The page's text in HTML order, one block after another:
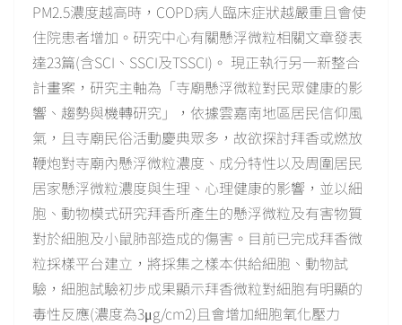
PM2.5濃度越高時，COPD病人臨床症狀越嚴重且會使
住院患者增加。研究中心有關懸浮微粒相關文章發表
達23篇(含SCI、SSCI及TSSCI)。 現正執行另一新整合
計畫案，研究主軸為「寺廟懸浮微粒對民眾健康的影
響、趨勢與機轉研究」，依據雲嘉南地區居民信仰風
氣，且寺廟民俗活動慶典眾多，故欲探討拜香或燃放
鞭炮對寺廟內懸浮微粒濃度、成分特性以及周圍居民
居家懸浮微粒濃度與生理、心理健康的影響，並以細
胞、動物模式研究拜香所產生的懸浮微粒及有害物質
對於細胞及小鼠肺部造成的傷害。目前已完成拜香微
粒採樣平台建立，將採集之樣本供給細胞、動物試
驗，細胞試驗初步成果顯示拜香微粒對細胞有明顯的
毒性反應(濃度為3μg/cm2)且會增加細胞氧化壓力